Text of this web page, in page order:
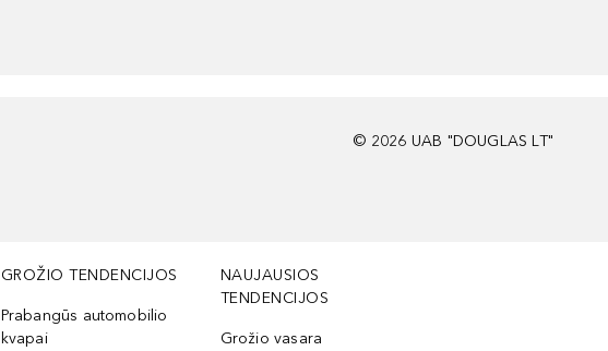
© 2026 UAB "DOUGLAS LT"
GROŽIO TENDENCIJOS
Prabangūs automobilio
kvapai
NAUJAUSIOS
TENDENCIJOS
Grožio vasara